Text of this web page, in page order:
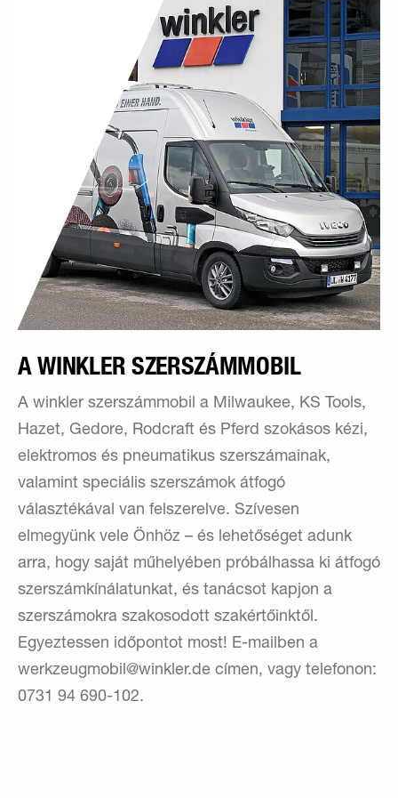
A WINKLER SZERSZÁMMOBIL
A winkler szerszámmobil a Milwaukee, KS Tools,
Hazet, Gedore, Rodcraft és Pferd szokásos kézi,
elektromos és pneumatikus szerszámainak,
valamint speciális szerszámok átfogó
választékával van felszerelve. Szívesen
elmegyünk vele Önhöz – és lehetőséget adunk
arra, hogy saját műhelyében próbálhassa ki átfogó
szerszámkínálatunkat, és tanácsot kapjon a
szerszámokra szakosodott szakértőinktől.
Egyeztessen időpontot most! E-mailben a
werkzeugmobil@winkler.de címen, vagy telefonon:
0731 94 690-102.